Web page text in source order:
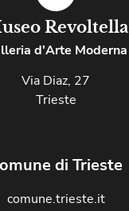
Revoltella
d'Arte Moderna
Via Diaz, 27
Trieste
di Trieste
comune.trieste.it